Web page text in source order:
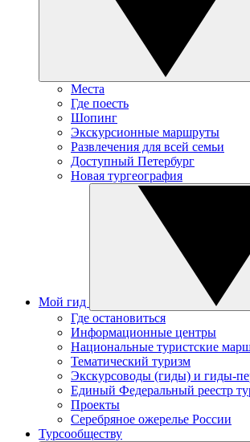
Места
Где поесть
Шопинг
Экскурсионные маршруты
Развлечения для всей семьи
Доступный Петербург
Новая тургеография
Мой гид
Где остановиться
Информационные центры
Национальные туристские
Тематический туризм
Экскурсоводы (гиды) и гиды-
Единый Федеральный реестр
Проекты
Серебряное ожерелье России
Турсообществу